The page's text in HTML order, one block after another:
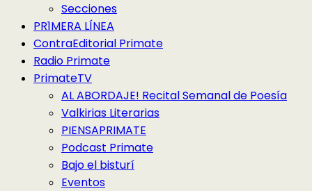
Secciones
PR1MERA LÍNEA
ContraEditorial Primate
Radio Primate
PrimateTV
AL ABORDAJE! Recital Semanal de Poesía
Valkirias Literarias
PIENSAPRIMATE
Podcast Primate
Bajo el bisturí
Eventos